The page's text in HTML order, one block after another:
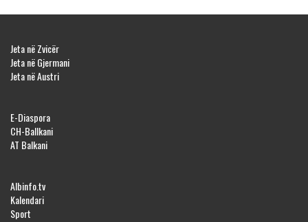
Jeta në Zvicër
Jeta në Gjermani
Jeta në Austri
E-Diaspora
CH-Ballkani
AT Balkani
Albinfo.tv
Kalendari
Sport